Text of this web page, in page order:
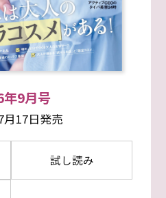
年9月号
月17日発売
試し読み